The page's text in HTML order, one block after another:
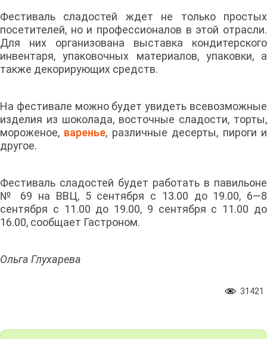
Фестиваль сладостей ждет не только простых
посетителей, но и профессионалов в этой отрасли.
Для них организована выставка кондитерского
инвентаря, упаковочных материалов, упаковки, а
также декорирующих средств.
На фестивале можно будет увидеть всевозможные
изделия из шоколада, восточные сладости, торты,
мороженое, варенье, различные десерты, пироги и
другое.
Фестиваль сладостей будет работать в павильоне
№ 69 на ВВЦ, 5 сентября с 13.00 до 19.00, 6—8
сентября с 11.00 до 19.00, 9 сентября с 11.00 до
16.00, сообщает Гастроном.
Ольга Глухарева
31421